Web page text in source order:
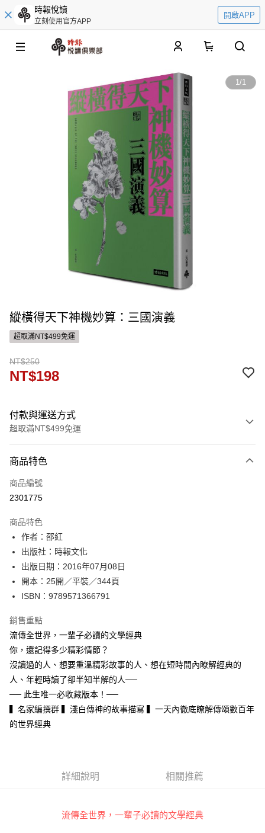
時報悅讀
立刻使用官方APP
開啟APP
1/1
縱橫得天下神機妙算：三國演義
超取滿NT$499免運
NT$250
NT$198
付款與運送方式
超取滿NT$499免運
信用卡一次付款
ATM付款
運送方式
付款後全家取貨
每筆NT$60，滿NT$499(含以上)免運費
付款後7-11取貨
每筆NT$60，滿NT$499(含以上)免運費
宅配
每筆NT$100，滿NT$499(含以上)免運費
商品特色
商品編號
2301775
商品特色
作者：邵紅
出版社：時報文化
出版日期：2016年07月08日
開本：25開／平裝／344頁
ISBN：9789571366791
銷售重點
流傳全世界，一輩子必讀的文學經典
你，還記得多少精彩情節？
沒讀過的人、想要重溫精彩故事的人、想在短時間內瞭解經典的
人、年輕時讀了卻半知半解的人──
── 此生唯一必收藏版本！──
▍名家編撰群 ▍淺白傳神的故事描寫 ▍一天內徹底瞭解傳頌數百年
的世界經典
詳細說明 相關推薦
流傳全世界，一輩子必讀的文學經典